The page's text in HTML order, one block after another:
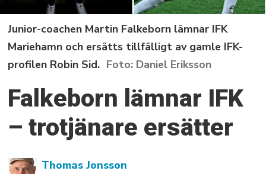
Junior-coachen Martin Falkeborn lämnar IFK
Mariehamn och ersätts tillfälligt av gamle IFK-
profilen Robin Sid.
Daniel Eriksson
Falkeborn lämnar IFK
– trotjänare ersätter
Thomas Jonsson